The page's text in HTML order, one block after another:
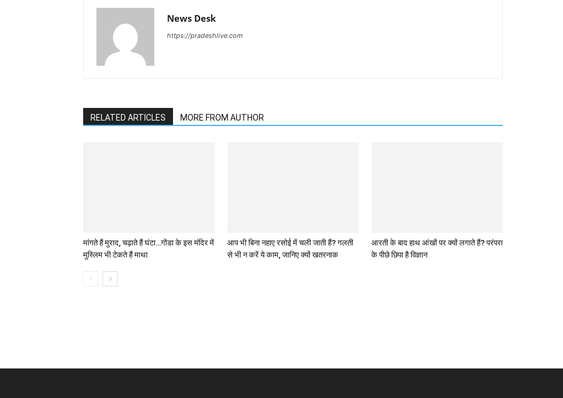
News Desk
https://pradeshlive.com
RELATED ARTICLES MORE FROM AUTHOR
मांगते हैं मुराद, चढ़ाते हैं घंटा…गोंडा के इस मंदिर में
मुस्लिम भी टेकते हैं माथा
आप भी बिना नहाए रसोई में चली जाती हैं? गलती
से भी न करें ये काम, जानिए क्यों खतरनाक
आरती के बाद हाथ आंखों पर क्यों लगाते हैं? परंपरा
के पीछे छिपा है विज्ञान